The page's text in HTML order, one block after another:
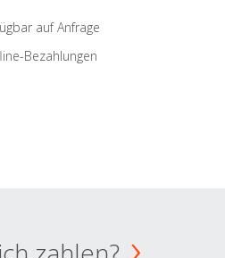
auf Anfrage
Bezahlungen